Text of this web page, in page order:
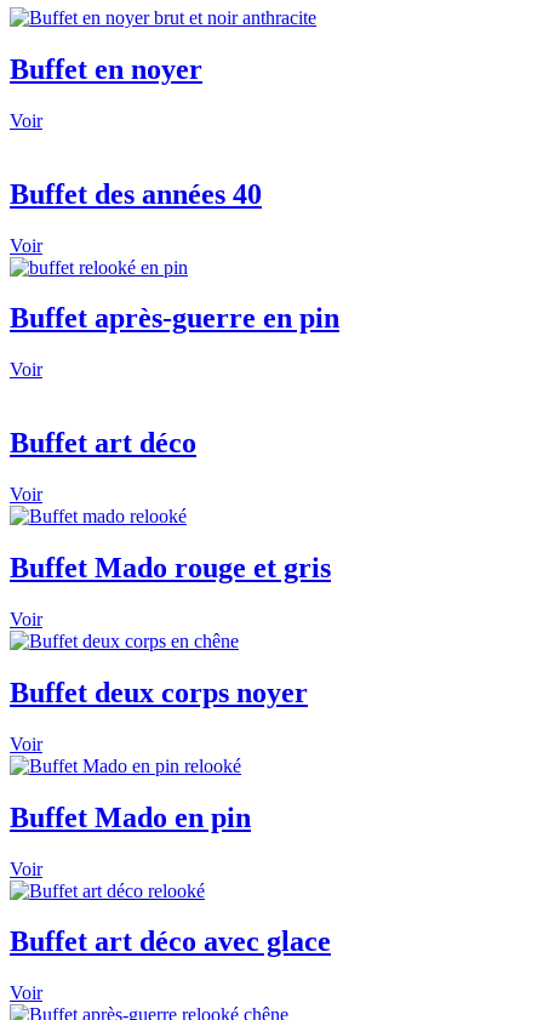
Buffet en noyer
Voir
Buffet des années 40
Voir
Buffet après-guerre en pin
Voir
Buffet art déco
Voir
Buffet Mado rouge et gris
Voir
Buffet deux corps noyer
Voir
Buffet Mado en pin
Voir
Buffet art déco avec glace
Voir